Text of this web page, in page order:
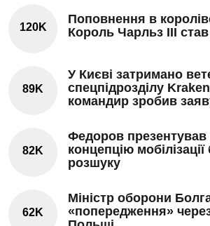
120K
Поповнення в
Король Чарльз III став
89K
У Києві затримано
спецпідрозділу
командир зробив
82K
Федоров презентував
концепцію
розшуку
62K
Міністр оборони
«попередження»